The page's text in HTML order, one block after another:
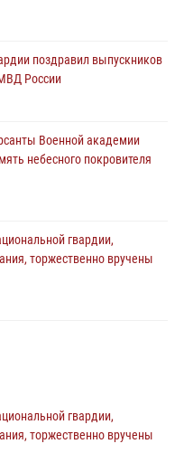
поздравил выпускников
России
Военной академии
небесного покровителя
гвардии,
торжественно вручены
гвардии,
торжественно вручены